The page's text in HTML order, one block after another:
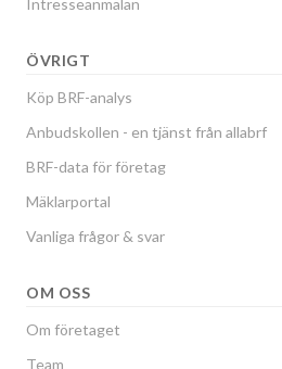
Intresseanmälan
ÖVRIGT
Köp BRF-analys
Anbudskollen - en tjänst från allabrf
BRF-data för företag
Mäklarportal
Vanliga frågor & svar
OM OSS
Om företaget
Team